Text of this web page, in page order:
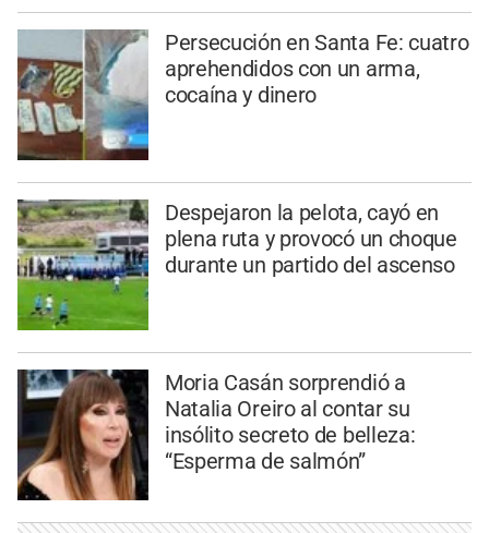
Persecución en Santa Fe: cuatro
aprehendidos con un arma,
cocaína y dinero
Despejaron la pelota, cayó en
plena ruta y provocó un choque
durante un partido del ascenso
Moria Casán sorprendió a
Natalia Oreiro al contar su
insólito secreto de belleza:
“Esperma de salmón”